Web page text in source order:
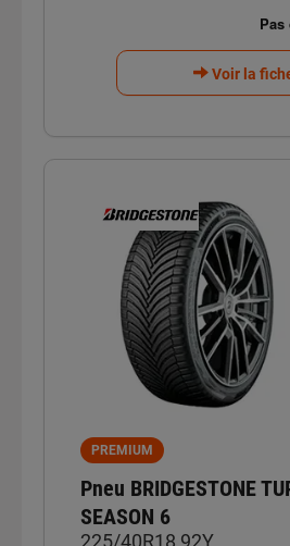
Voir la
PREMIUM
Pneu BRIDGESTONE
SEASON 6
225/40R18 92Y